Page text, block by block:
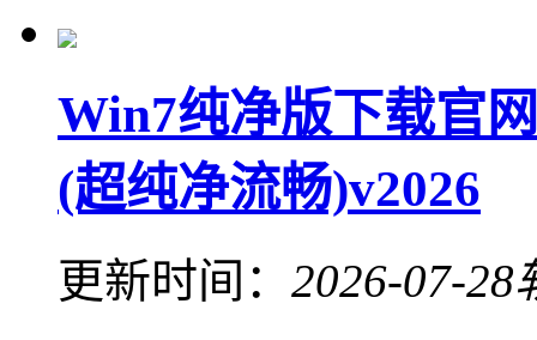
Win7纯净版下载官
(超纯净流畅)v2026
更新时间： 2026-07-28